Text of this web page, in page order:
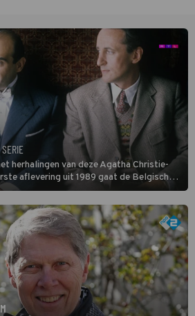
SERIE
herhalingen van deze Agatha Christie-
aflevering uit 1989 gaat de Belgische
vermiste kok. Poirot raakt al snel
(HH)